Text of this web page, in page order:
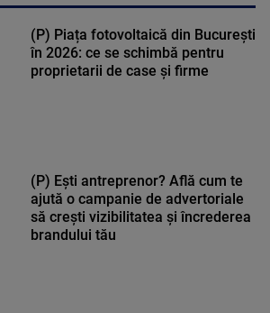
(P) Piața fotovoltaică din București
în 2026: ce se schimbă pentru
proprietarii de case și firme
(P) Ești antreprenor? Află cum te
ajută o campanie de advertoriale
să crești vizibilitatea și încrederea
brandului tău